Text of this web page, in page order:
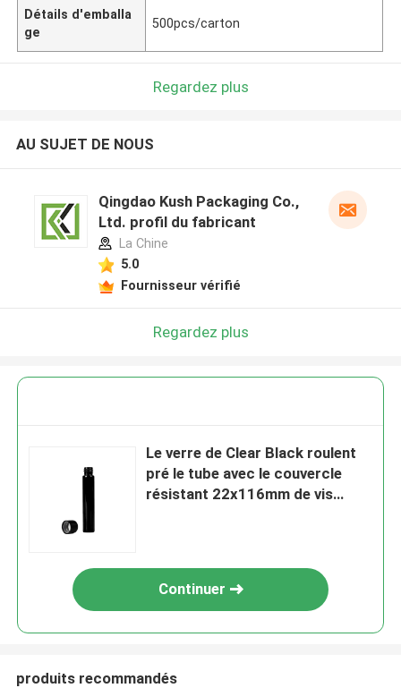
Détails d'emballa
ge
500pcs/carton
Regardez plus
AU SUJET DE NOUS
Qingdao Kush Packaging Co.,
Ltd. profil du fabricant
La Chine
5.0
Fournisseur vérifié
Regardez plus
Le verre de Clear Black roulent
pré le tube avec le couvercle
résistant 22x116mm de vis
Continuer
produits recommandés